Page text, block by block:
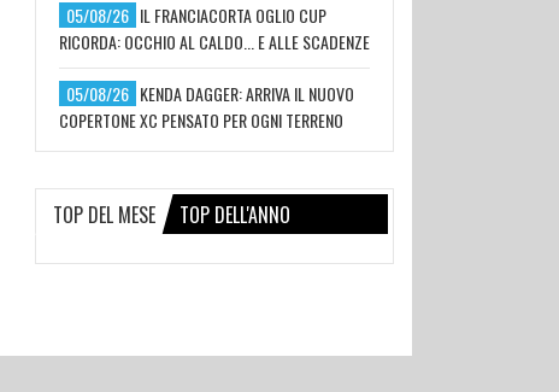
05/08/26 IL FRANCIACORTA OGLIO CUP
RICORDA: OCCHIO AL CALDO... E ALLE SCADENZE
05/08/26 KENDA DAGGER: ARRIVA IL NUOVO
COPERTONE XC PENSATO PER OGNI TERRENO
TOP DEL MESE TOP DELL'ANNO